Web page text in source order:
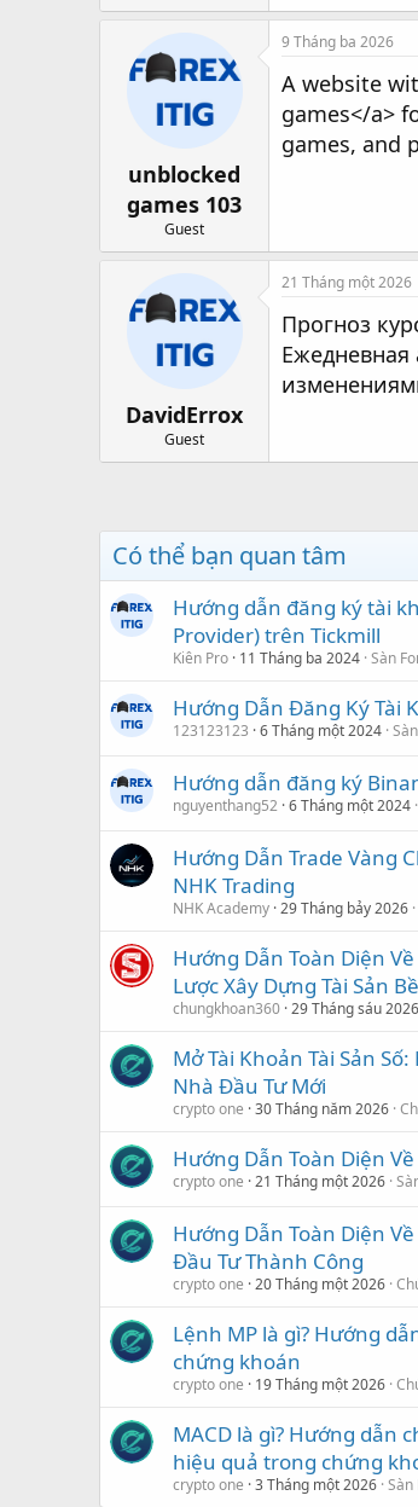
unblocked
games 103
Guest
9 Tháng ba 2026
A website
games</a>
games, and
DavidErrox
Guest
21 Tháng một 2026
Прогноз
Ежедневная
Có thể bạn quan tâm
Hướng dẫn đăng ký tài
Provider) trên Tickmill
Kiên Pro 11 Tháng ba 2024 Sàn
Hướng Dẫn Đăng Ký Tài
123123123 6 Tháng một 2024
Hướng dẫn đăng ký
nguyenthang52 6 Tháng một 2024
Hướng Dẫn Trade Vàng
NHK Trading
NHK Academy 29 Tháng bảy 2026
Hướng Dẫn Toàn Diện
Lược Xây Dựng Tài Sản
chungkhoan360 29 Tháng sáu 2026
Mở Tài Khoản Tài Sản
Nhà Đầu Tư Mới
crypto one 30 Tháng năm 2026
Hướng Dẫn Toàn Diện
crypto one 21 Tháng một 2026
Hướng Dẫn Toàn Diện
Đầu Tư Thành Công
crypto one 20 Tháng một 2026
Lệnh MP là gì? Hướng
chứng khoán
crypto one 19 Tháng một 2026
MACD là gì? Hướng dẫn
hiệu quả trong chứng
crypto one 3 Tháng một 2026 Sàn